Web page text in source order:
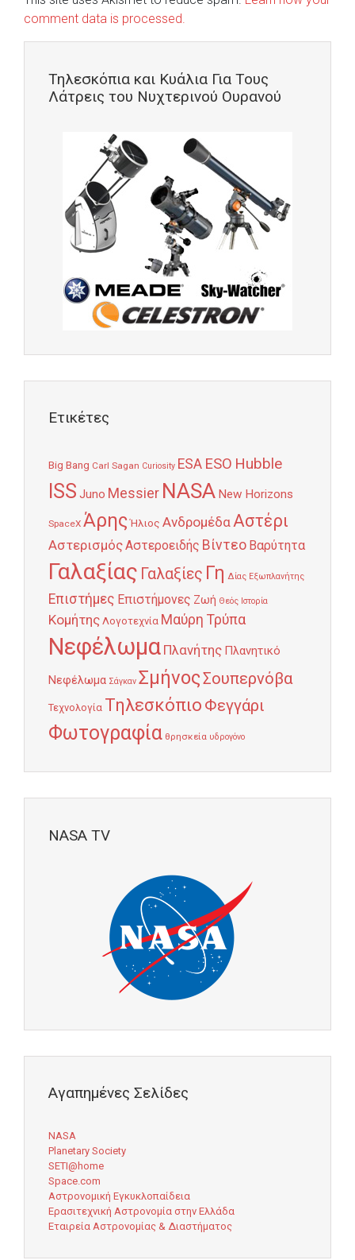
comment data is processed.
Τηλεσκόπια και Κυάλια Για Τους
Λάτρεις του Νυχτερινού Ουρανού
Ετικέτες
Big Bang Carl Sagan Curiosity ESA ESO Hubble
ISS Juno Messier NASA New Horizons
SpaceX Άρης Ήλιος ΑνδρομέδαΑστέρι
ΑστερισμόςΑστεροειδής Βίντεο Βαρύτητα
Γαλαξίας Γαλαξίες Γη Δίας Εξωπλανήτης
Επιστήμες Επιστήμονες Ζωή Θεός Ιστορία
Κομήτης Λογοτεχνία Μαύρη Τρύπα
Νεφέλωμα Πλανήτης Πλανητικό
Νεφέλωμα Σάγκαν ΣμήνοςΣουπερνόβα
Τεχνολογία Τηλεσκόπιο Φεγγάρι
Φωτογραφία θρησκεία υδρογόνο
NASA TV
Αγαπημένες Σελίδες
NASA
Planetary Society
SETI@home
Space.com
Αστρονομική Εγκυκλοπαίδεια
Ερασιτεχνική Αστρονομία στην Ελλάδα
Εταιρεία Αστρονομίας & Διαστήματος